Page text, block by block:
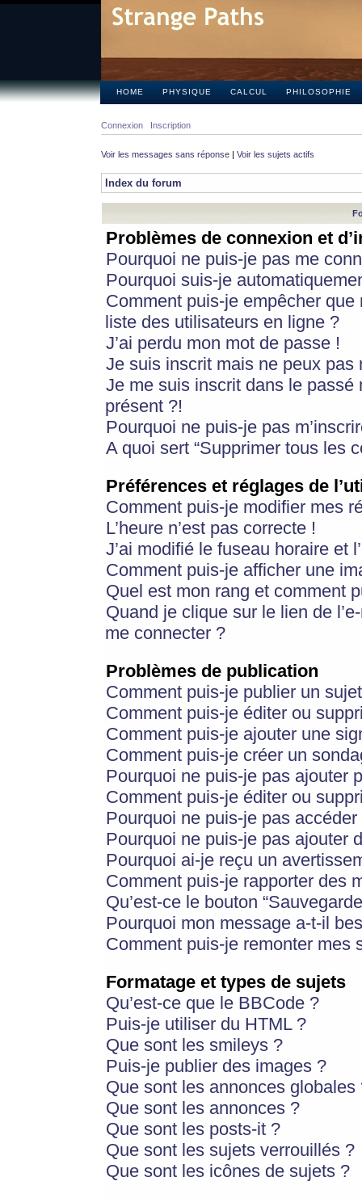
HOME PHYSIQUE CALCUL PHILOSOPHIE
Connexion Inscription
Voir les messages sans réponse | Voir les sujets actifs
Index du forum
Problèmes de connexion et
Pourquoi ne puis-je pas me
Pourquoi suis-je
Comment puis-je empêcher
liste des utilisateurs en ligne ?
J’ai perdu mon mot de passe !
Je suis inscrit mais ne peux pas
Je me suis inscrit dans le
présent ?!
Pourquoi ne puis-je pas
A quoi sert “Supprimer tous les
Préférences et réglages de
Comment puis-je modifier mes
L’heure n’est pas correcte !
J’ai modifié le fuseau horaire et
Comment puis-je afficher une
Quel est mon rang et comment
Quand je clique sur le lien de
me connecter ?
Problèmes de publication
Comment puis-je publier un
Comment puis-je éditer ou
Comment puis-je ajouter une
Comment puis-je créer un
Pourquoi ne puis-je pas ajouter
Comment puis-je éditer ou
Pourquoi ne puis-je pas
Pourquoi ne puis-je pas ajouter
Pourquoi ai-je reçu un
Comment puis-je rapporter des
Qu’est-ce le bouton
Pourquoi mon message a-t-il
Comment puis-je remonter mes
Formatage et types de sujets
Qu’est-ce que le BBCode ?
Puis-je utiliser du HTML ?
Que sont les smileys ?
Puis-je publier des images ?
Que sont les annonces globales
Que sont les annonces ?
Que sont les posts-it ?
Que sont les sujets verrouillés ?
Que sont les icônes de sujets ?